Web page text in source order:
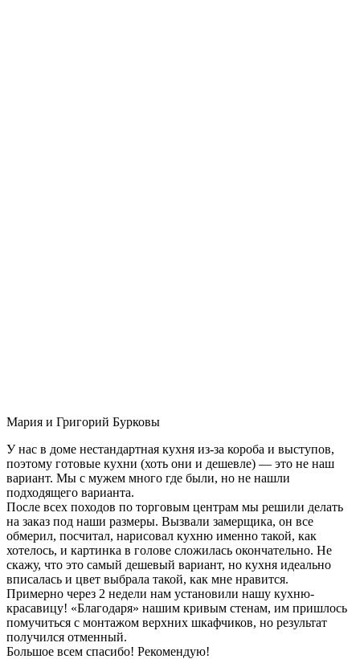
Мария и Григорий Бурковы
У нас в доме нестандартная кухня из-за короба и выступов,
поэтому готовые кухни (хоть они и дешевле) — это не наш
вариант. Мы с мужем много где были, но не нашли
подходящего варианта.
После всех походов по торговым центрам мы решили делать
на заказ под наши размеры. Вызвали замерщика, он все
обмерил, посчитал, нарисовал кухню именно такой, как
хотелось, и картинка в голове сложилась окончательно. Не
скажу, что это самый дешевый вариант, но кухня идеально
вписалась и цвет выбрала такой, как мне нравится.
Примерно через 2 недели нам установили нашу кухню-
красавицу! «Благодаря» нашим кривым стенам, им пришлось
помучиться с монтажом верхних шкафчиков, но результат
получился отменный.
Большое всем спасибо! Рекомендую!